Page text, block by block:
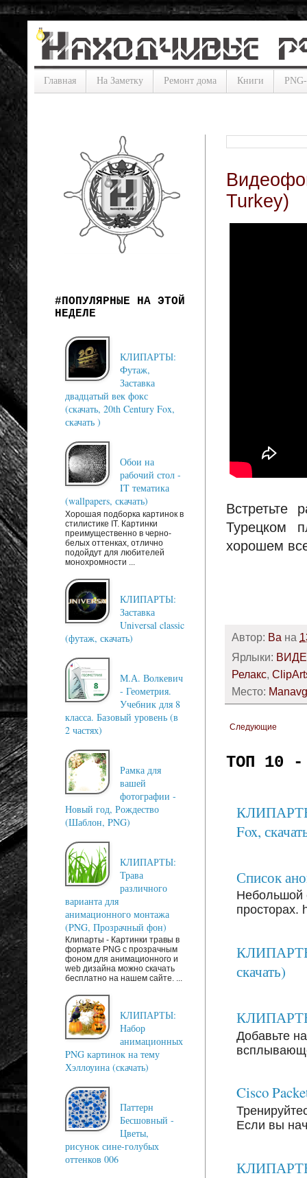
Главная На Заметку Ремонт дома Книги
Turkey)
Встретьте
Турецком
хорошем
Автор: Ba на
Ярлыки:
Релакс,
Место:
Следующие
ТОП 10 -
КЛИПАРТЫ:
Fox,
Список
Небольшой
просторах.
скачать)
КЛИПАРТЫ:
Добавьте
Cisco
Если вы
КЛИПАРТЫ:
#ПОПУЛЯРНЫЕ НА ЭТОЙ
НЕДЕЛЕ
КЛИПАРТЫ:
Футаж,
Заставка
двадцатый век фокс
(скачать, 20th Century Fox,
скачать )
Обои на
рабочий стол -
IT тематика
(wallpapers, скачать)
Хорошая подборка картинок в
стилистике IT. Картинки
преимущественно в черно-
белых оттенках, отлично
подойдут для любителей
монохромности ...
КЛИПАРТЫ:
Заставка
Universal classic
(футаж, скачать)
М.А. Волкевич
- Геометрия.
Учебник для 8
класса. Базовый уровень (в
2 частях)
Рамка для
вашей
фотографии -
Новый год, Рождество
(Шаблон, PNG)
КЛИПАРТЫ:
Трава
различного
варианта для
анимационного монтажа
(PNG, Прозрачный фон)
Клипарты - Картинки травы в
формате PNG с прозрачным
фоном для анимационного и
web дизайна можно скачать
бесплатно на нашем сайте. ...
КЛИПАРТЫ:
Набор
анимационных
PNG картинок на тему
Хэллоуина (скачать)
Паттерн
Бесшовный -
Цветы,
рисунок сине-голубых
оттенков 006